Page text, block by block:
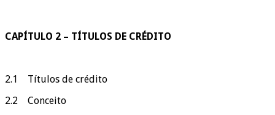
CAPÍTULO 2 – TÍTULOS DE CRÉDITO
2.1 Títulos de crédito
2.2 Conceito